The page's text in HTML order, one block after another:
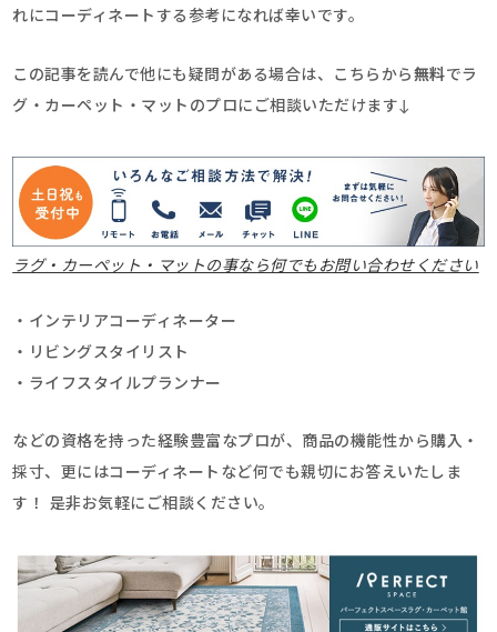
れにコーディネートする参考になれば幸いです。
この記事を読んで他にも疑問がある場合は、こちらから 無料でラ
グ・カーペット・マットのプロにご相談いただけます↓
ラグ・カーペット・マットの事なら何でもお問い合わせください
・インテリアコーディネーター
・リビングスタイリスト
・ライフスタイルプランナー
などの資格を持った経験豊富なプロが、商品の機能性から購入・
採寸、更にはコーディネートなど何でも親切にお答えいたしま
す！ 是非お気軽にご相談ください。